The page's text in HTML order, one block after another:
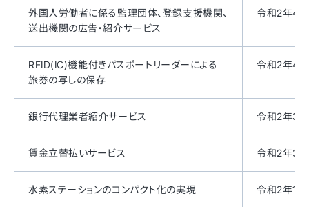
外国人労働者に係る監理団体、登録支援機関、
送出機関の広告・紹介サービス
令和2年4
RFID(IC)機能付きパスポートリーダーによる
旅券の写しの保存
令和2年4
銀行代理業者紹介サービス 令和2年3
賃金立替払いサービス 令和2年3
水素ステーションのコンパクト化の実現 令和2年1月